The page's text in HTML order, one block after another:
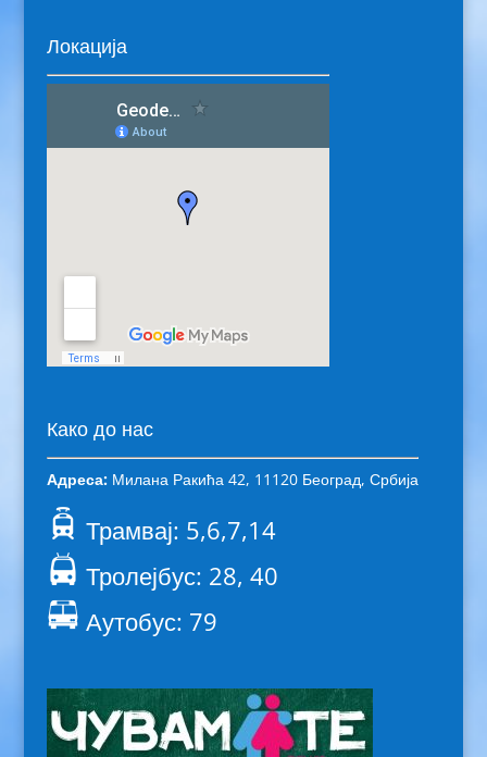
Локација
Како до нас
Адреса:Милана Ракића 42, 11120 Београд, Србија
Трамвај: 5,6,7,14
Тролејбус: 28, 40
Аутобус: 79